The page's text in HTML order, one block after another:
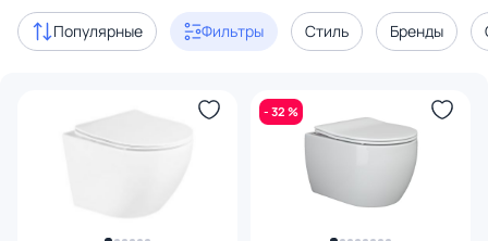
Популярные Фильтры Стиль Бренды
- 32 %
с 3D-моделями 763
Доставка